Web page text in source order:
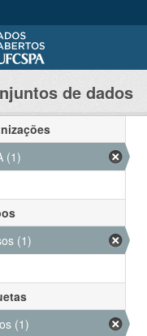
de dados
(1)
(1)
(1)